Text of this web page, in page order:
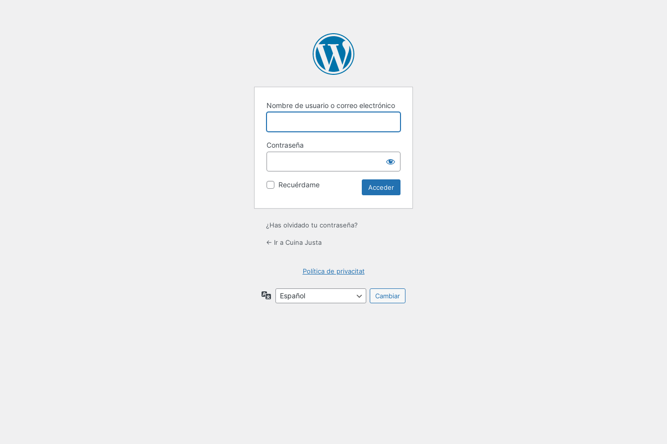
Nombre de usuario o correo electrónico
Contraseña
Recuérdame
¿Has olvidado tu contraseña?
← Ir a Cuina Justa
Política de privacitat
Idioma